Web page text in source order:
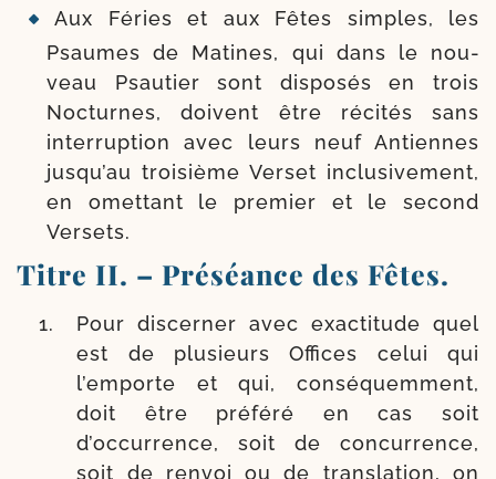
Aux Féries et aux Fêtes simples, les
Psaumes de Matines, qui dans le nou­
veau Psautier sont dis­po­sés en trois
Nocturnes, doivent être réci­tés sans
inter­rup­tion avec leurs neuf Antiennes
jusqu’au troi­sième Verset inclu­si­ve­ment,
en omet­tant le pre­mier et le second
Versets.
Titre II. – Préséance des Fêtes.
Pour dis­cer­ner avec exac­ti­tude quel
est de plu­sieurs Offices celui qui
l’emporte et qui, consé­quem­ment,
doit être pré­fé­ré en cas soit
d’occurrence, soit de concur­rence,
soit de ren­voi ou de trans­la­tion, on